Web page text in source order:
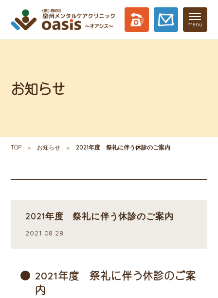
menu
お知らせ
TOP お知らせ 2021年度 祭礼に伴う休診のご案内
2021年度 祭礼に伴う休診のご案内
2021.08.28
2021年度 祭礼に伴う休診のご案
内